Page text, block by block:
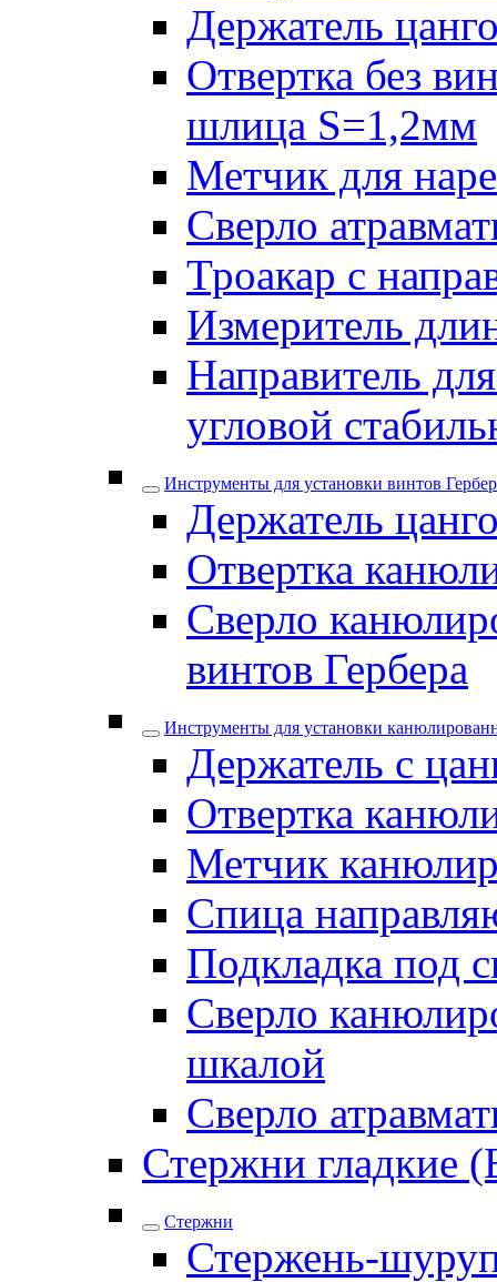
Держатель
Отвертка без
шлица S=1,2мм
Метчик для
Сверло
Троакар с
Измеритель
Направитель
угловой
Инструменты для установки винтов
Держатель
Отвертка
Сверло
винтов Гербера
Инструменты для установки
Держатель с
Отвертка
Метчик
Спица
Подкладка под
Сверло
шкалой
Сверло
Стержни гладкие
Стержни
Стержень-